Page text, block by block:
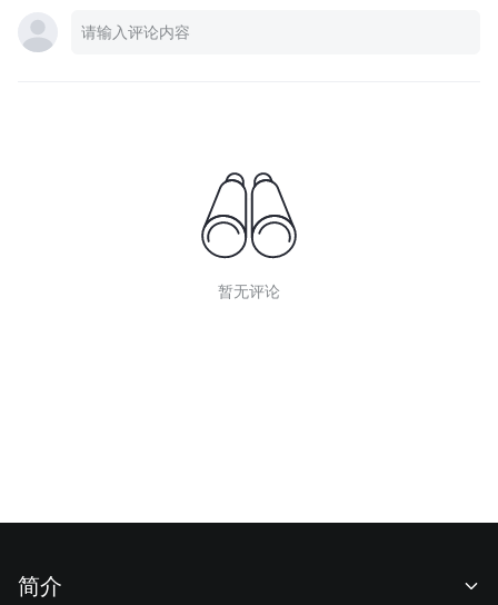
暂无评论
简介